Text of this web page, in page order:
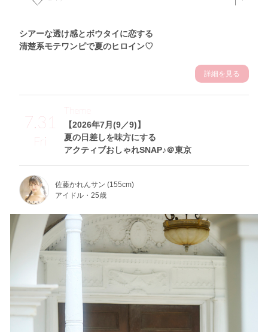
シアーな透け感とボウタイに恋する
清楚系モテワンピで夏のヒロイン♡
詳細を見る
7.31
Fri
【2026年7月(9／9)】
夏の日差しを味方にする
アクティブおしゃれSNAP♪＠東京
Theme
佐藤かれんサン (155cm)
アイドル・25歳